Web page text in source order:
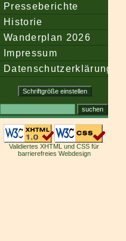
Presseberichte
Historie
Wanderplan 2026
Impressum
Datenschutzerklärung
Validiertes XHTML und CSS für
barrierefreies Webdesign